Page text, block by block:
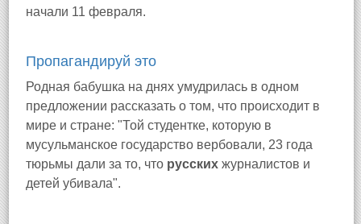
начали 11 февраля.
Пропагандируй это
Родная бабушка на днях умудрилась в одном
предложении рассказать о том, что происходит в
мире и стране: "Той студентке, которую в
мусульманское государство вербовали, 23 года
тюрьмы дали за то, что русских журналистов и
детей убивала".